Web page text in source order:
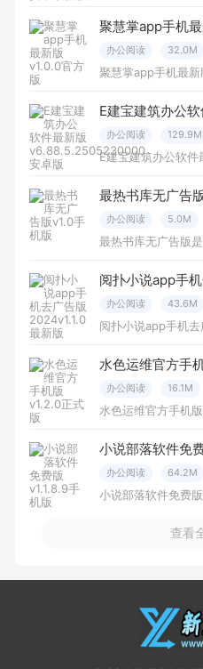
聚慧掌app手机
办公阅读 32.0M
办公阅读 129.9M
最热书库无广告
办公阅读 5.0M
阅扑小说app手
办公阅读 43.6M
水色运维官方手
办公阅读 16.1M
小说部落软件免
办公阅读 64.2M
查看